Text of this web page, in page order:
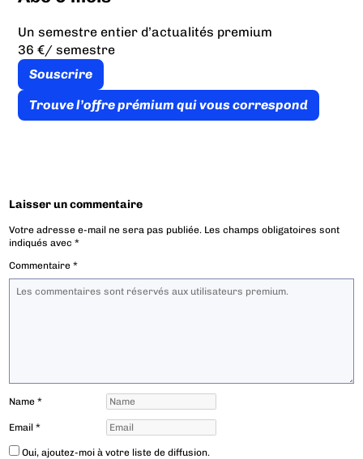
Un semestre entier d’actualités premium
36 €/ semestre
Souscrire
Trouve l’offre prémium qui vous correspond
Laisser un commentaire
Votre adresse e-mail ne sera pas publiée. Les champs obligatoires sont
indiqués avec*
Commentaire*
Name*
Email*
Oui, ajoutez-moi à votre liste de diffusion.